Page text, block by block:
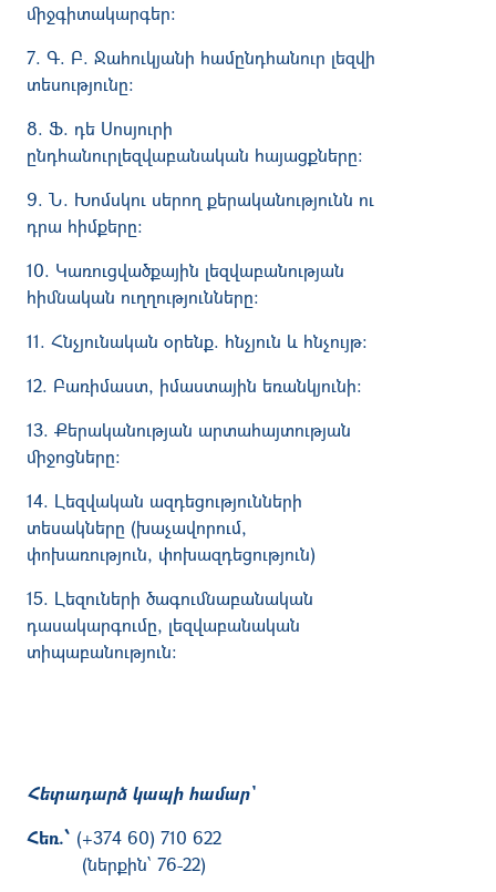
միջգիտակարգեր։
7. Գ. Բ. Ջահուկյանի համընդհանուր լեզվի
տեսությունը։
8. Ֆ. դե Սոսյուրի
ընդհանուրլեզվաբանական հայացքները։
9. Ն. Խոմսկու սերող քերականությունն ու
դրա հիմքերը։
10. Կառուցվածքային լեզվաբանության
հիմնական ուղղությունները։
11. Հնչյունական օրենք. հնչյուն և հնչույթ։
12. Բառիմաստ, իմաստային եռանկյունի։
13. Քերականության արտահայտության
միջոցները։
14. Լեզվական ազդեցությունների
տեսակները (խաչավորում,
փոխառություն, փոխ­ազ­դե­ց­­ություն)
15. Լեզուների ծագումնաբանական
դասակարգումը, լեզվաբանական
տիպաբանություն։
Հետադարձ կապի համար՝
Հեռ.՝ (+374 60) 710 622
(ներքին՝ 76-22)